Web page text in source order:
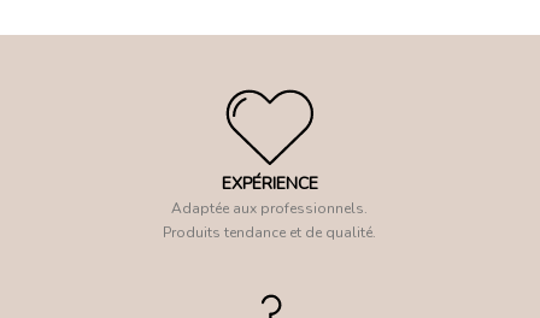
EXPÉRIENCE
Adaptée aux professionnels.
Produits tendance et de qualité.